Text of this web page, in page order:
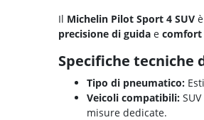
Il Michelin Pilot Sport 4 SUV
precisione di guida e
Specifiche tecniche
Tipo di pneumatico:
Veicoli compatibili:
misure dedicate.